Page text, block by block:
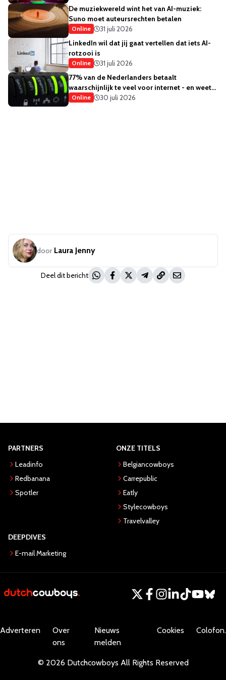
De muziekwereld wint het van AI-muziek:
Suno moet auteursrechten betalen
Online
31 juli 2026
LinkedIn wil dat jij gaat vertellen dat iets AI-
rotzooi is
Online
31 juli 2026
77% van de Nederlanders betaalt
waarschijnlijk te veel voor internet - en weet
het ook
Online 30 juli 2026
door Laura Jenny
Deel dit bericht
PARTNERS
Leadinfo
Redbanana
Spotler
ONZE TITELS
Belgiancowboys
Carrepublic
Eatly
Stylecowboys
Travelvalley
DEEPDIVES
E-mail Marketing
Adverteren
Over
ons
Nieuws
melden
Cookies Colofon.
© 2026 Dutchcowboys All Rights Reserved